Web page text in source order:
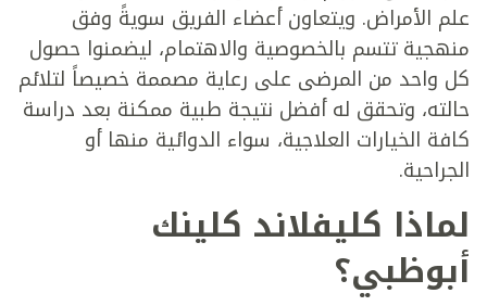
علم الأمراض. ويتعاون أعضاء الفريق سويةً وفق
منهجية تتسم بالخصوصية والاهتمام، ليضمنوا حصول
كل واحد من المرضى على رعاية مصممة خصيصاً لتلائم
حالته، وتحقق له أفضل نتيجة طبية ممكنة بعد دراسة
كافة الخيارات العلاجية، سواء الدوائية منها أو
الجراحية.
لماذا كليفلاند كلينك
أبوظبي؟